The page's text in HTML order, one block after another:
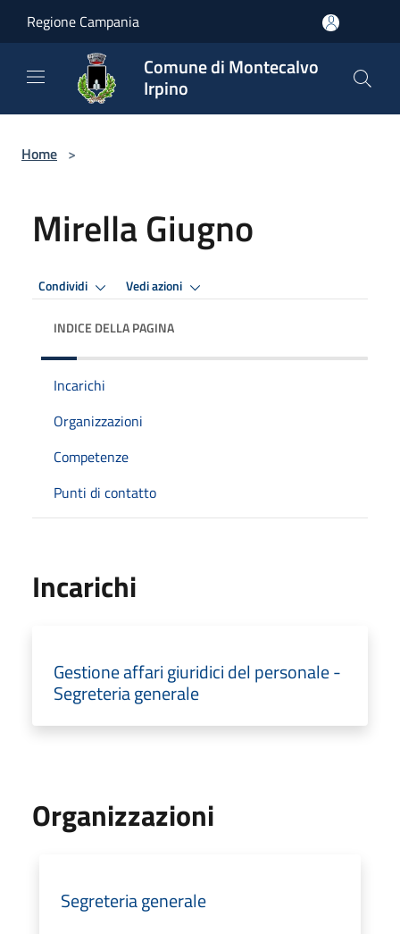
Regione Campania
Comune di Montecalvo
Irpino
Home >
Mirella Giugno
Condividi Vedi azioni
INDICE DELLA PAGINA
Incarichi
Organizzazioni
Competenze
Punti di contatto
Incarichi
Gestione affari giuridici del personale -
Segreteria generale
Organizzazioni
Segreteria generale